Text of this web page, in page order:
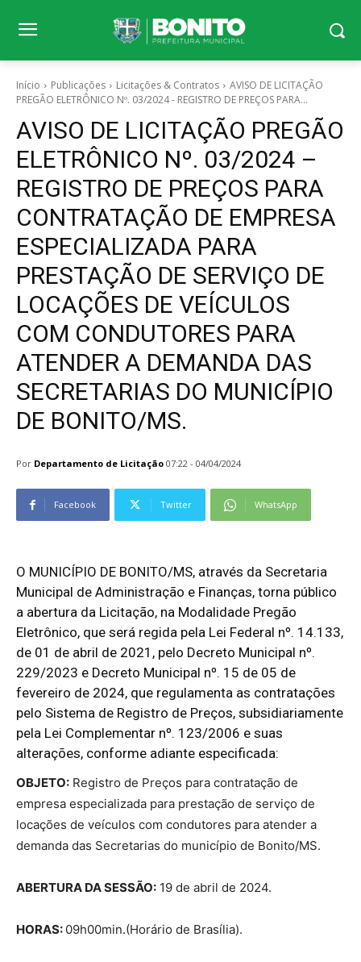
Início Publicações Licitações & Contratos
AVISO DE LICITAÇÃO
PREGÃO ELETRÔNICO Nº. 03/2024 - REGISTRO DE PREÇOS PARA...
AVISO DE LICITAÇÃO PREGÃO
ELETRÔNICO Nº. 03/2024 –
REGISTRO DE PREÇOS PARA
CONTRATAÇÃO DE EMPRESA
ESPECIALIZADA PARA
PRESTAÇÃO DE SERVIÇO DE
LOCAÇÕES DE VEÍCULOS
COM CONDUTORES PARA
ATENDER A DEMANDA DAS
SECRETARIAS DO MUNICÍPIO
DE BONITO/MS.
Por Departamento de Licitação 07:22 - 04/04/2024
Facebook Twitter WhatsApp
O MUNICÍPIO DE BONITO/MS, através da Secretaria
Municipal de Administração e Finanças, torna público
a abertura da Licitação, na Modalidade Pregão
Eletrônico, que será regida pela Lei Federal nº. 14.133,
de 01 de abril de 2021, pelo Decreto Municipal nº.
229/2023 e Decreto Municipal nº. 15 de 05 de
fevereiro de 2024, que regulamenta as contratações
pelo Sistema de Registro de Preços, subsidiariamente
pela Lei Complementar nº. 123/2006 e suas
alterações, conforme adiante especificada:
OBJETO: Registro de Preços para contratação de
empresa especializada para prestação de serviço de
locações de veículos com condutores para atender a
demanda das Secretarias do município de Bonito/MS.
ABERTURA DA SESSÃO: 19 de abril de 2024.
HORAS: 09h00min.(Horário de Brasília).